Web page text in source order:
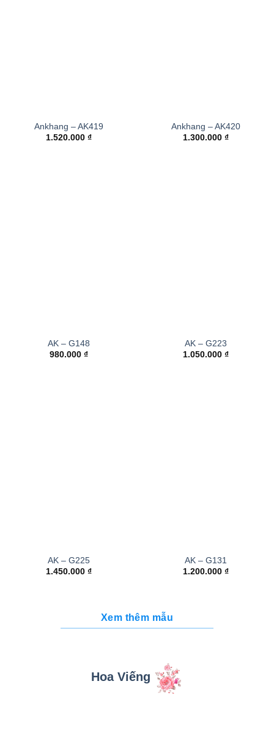
Ankhang – AK419
1.520.000 ₫
Ankhang – AK420
1.300.000 ₫
AK – G148
980.000 ₫
AK – G223
1.050.000 ₫
AK – G225
1.450.000 ₫
AK – G131
1.200.000 ₫
Xem thêm mẫu
Hoa Viếng